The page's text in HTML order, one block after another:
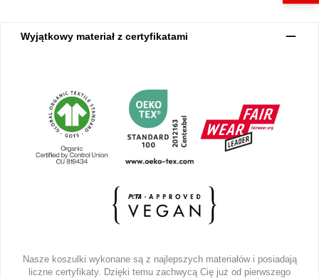
Wyjątkowy materiał z certyfikatami
Nasze koszulki wykonane są z najlepszych materiałów i posiadają
liczne certyfikaty. Dzięki temu zachwycą Cię już od pierwszego